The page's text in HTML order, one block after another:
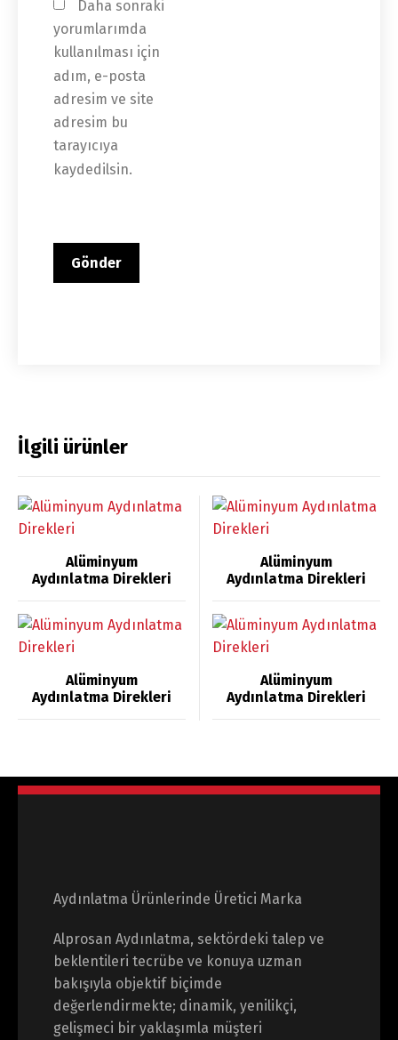
Daha sonraki
yorumlarımda
kullanılması için
adım, e-posta
adresim ve site
adresim bu
tarayıcıya
kaydedilsin.
İlgili ürünler
Alüminyum
Aydınlatma Direkleri
Alüminyum
Aydınlatma Direkleri
Alüminyum
Aydınlatma Direkleri
Alüminyum
Aydınlatma Direkleri
Aydınlatma Ürünlerinde Üretici Marka
Alprosan Aydınlatma, sektördeki talep ve
beklentileri tecrübe ve konuya uzman
bakışıyla objektif biçimde
değerlendirmekte; dinamik, yenilikçi,
gelişmeci bir yaklaşımla müşteri